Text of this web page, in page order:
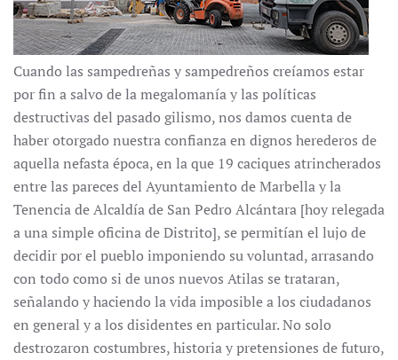
Cuando las sampedreñas y sampedreños creíamos estar
por fin a salvo de la megalomanía y las políticas
destructivas del pasado gilismo, nos damos cuenta de
haber otorgado nuestra confianza en dignos herederos de
aquella nefasta época, en la que 19 caciques atrincherados
entre las pareces del Ayuntamiento de Marbella y la
Tenencia de Alcaldía de San Pedro Alcántara [hoy relegada
a una simple oficina de Distrito], se permitían el lujo de
decidir por el pueblo imponiendo su voluntad, arrasando
con todo como si de unos nuevos Atilas se trataran,
señalando y haciendo la vida imposible a los ciudadanos
en general y a los disidentes en particular. No solo
destrozaron costumbres, historia y pretensiones de futuro,